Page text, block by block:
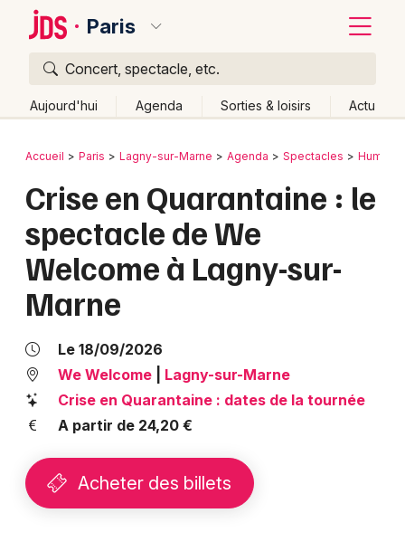
Paris
Concert, spectacle, etc.
Aujourd'hui Agenda Sorties & loisirs Actu
Publier un événement
Grands événements
Activité & Expérience
Manifestations
Foires & salons
Concerts
Bordeaux
Colmar
Lille
Lyon
Marseille
Mulhouse
Montpellier
Nice
Retour
Accueil Paris Lagny-sur-Marne Agenda Spectacles Humour
Crise en Quarantaine : le
spectacle de We
Welcome à Lagny-sur-
Marne
Le 18/09/2026
We Welcome
Lagny-sur-Marne
Crise en Quarantaine : dates de la tournée
A partir de 24,20 €
Acheter des billets
Quoi ?
Où ?
Partout
Près de moi Changer de lieu
Quand ?
Aujourd'hui
Demain Ce week-end Autre